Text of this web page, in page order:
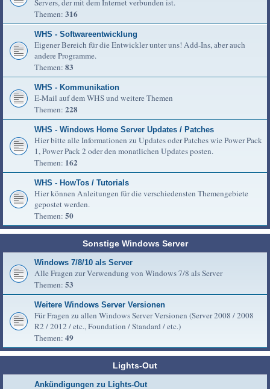
Servers, der mit dem Internet verbunden ist.
Themen: 316
WHS - Softwareentwicklung
Eigener Bereich für die Entwickler unter uns! Add-Ins, aber auch
andere Programme.
Themen: 83
WHS - Kommunikation
E-Mail auf dem WHS und weitere Themen
Themen: 228
WHS - Windows Home Server Updates / Patches
Hier bitte alle Informationen zu Updates oder Patches wie Power Pack
1, Power Pack 2 oder den monatlichen Updates posten.
Themen: 162
WHS - HowTos / Tutorials
Hier können Anleitungen für die verschiedensten Themengebiete
gepostet werden.
Themen: 50
Sonstige Windows Server
Windows 7/8/10 als Server
Alle Fragen zur Verwendung von Windows 7/8 als Server
Themen: 53
Weitere Windows Server Versionen
Für Fragen zu allen Windows Server Versionen (Server 2008 / 2008
R2 / 2012 / etc., Foundation / Standard / etc.)
Themen: 49
Lights-Out
Ankündigungen zu Lights-Out